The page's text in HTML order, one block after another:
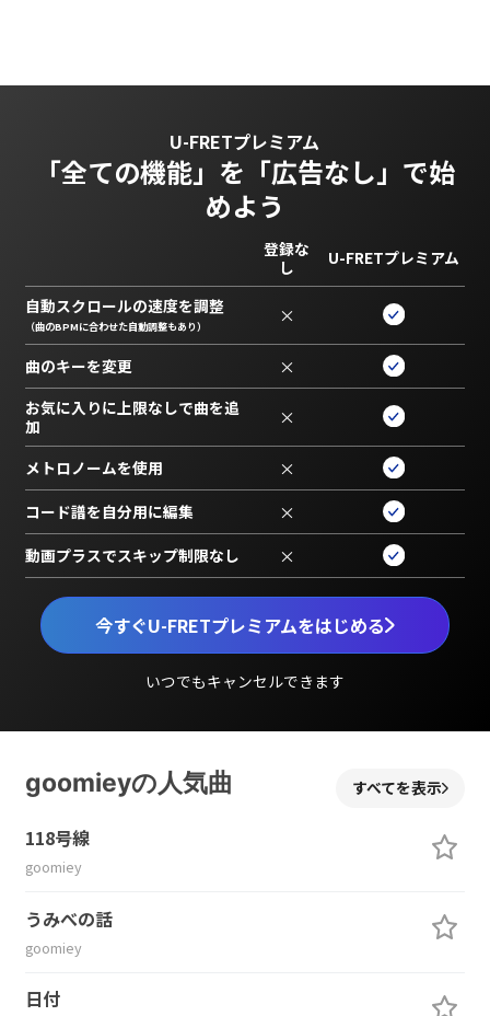
U-FRETプレミアム
「全ての機能」を 「広告なし」で始
めよう
今すぐU-FRETプレミアムをはじめる
いつでもキャンセルできます
登録な
し
U-FRETプレミアム
自動スクロールの速度を調整
（曲のBPMに合わせた自動調整もあり） ×
曲のキーを変更 ×
お気に入りに上限なしで曲を追
加
×
メトロノームを使用 ×
コード譜を自分用に編集 ×
動画プラスでスキップ制限なし ×
goomieyの人気曲 すべてを表示
118号線
goomiey
うみべの話
goomiey
日付